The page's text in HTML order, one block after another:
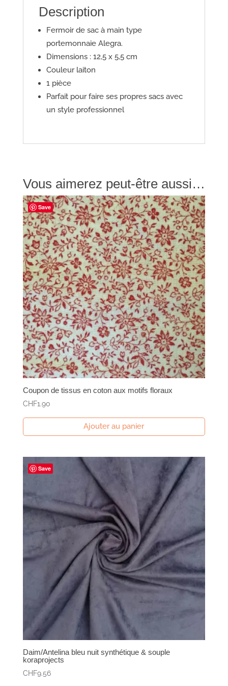
Description
Fermoir de sac à main type
portemonnaie Alegra.
Dimensions : 12,5 x 5,5 cm
Couleur laiton
1 pièce
Parfait pour faire ses propres sacs avec
un style professionnel
Vous aimerez peut-être aussi…
Save
Coupon de tissus en coton aux motifs floraux
CHF1.90
Ajouter au panier
Save
Daim/Antelina bleu nuit synthétique & souple
koraprojects
CHF9.56